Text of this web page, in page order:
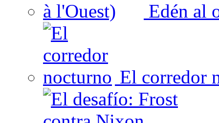
Edén al
El corredor